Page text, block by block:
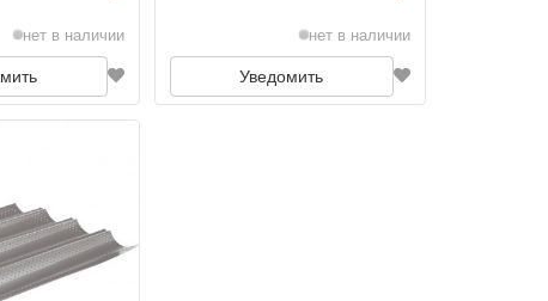
нет в наличии нет в наличии
Уведомить